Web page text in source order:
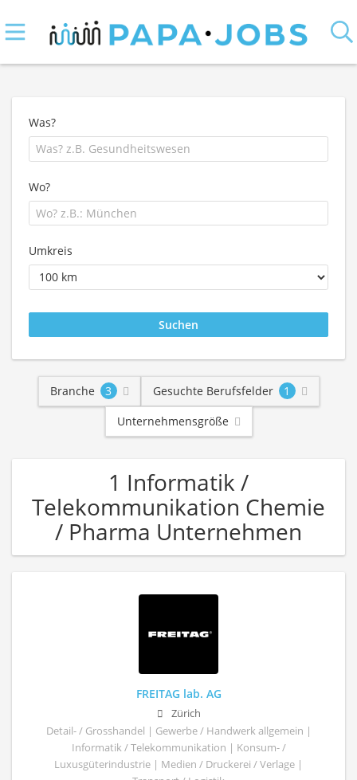
Was?
Wo?
Umkreis
Branche 3 Gesuchte Berufsfelder
1
Unternehmensgröße
1 Informatik /
Telekommunikation Chemie
/ Pharma Unternehmen
FREITAG lab. AG
Zürich
Detail- / Grosshandel | Gewerbe / Handwerk allgemein |
Informatik / Telekommunikation | Konsum- /
Luxusgüterindustrie | Medien / Druckerei / Verlage |